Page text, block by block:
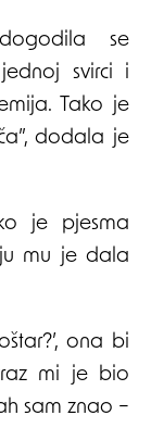
se
svirci i
Tako je
dodala je
je pjesma
mu je dala
ona bi
mi je bio
sam znao –